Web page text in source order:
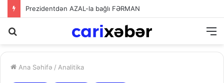
Prezidentdən AZAL-la bağlı FƏRMAN
Ana Səhifə / Analitika